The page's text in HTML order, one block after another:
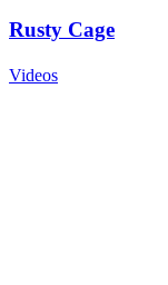
Rusty Cage
Videos